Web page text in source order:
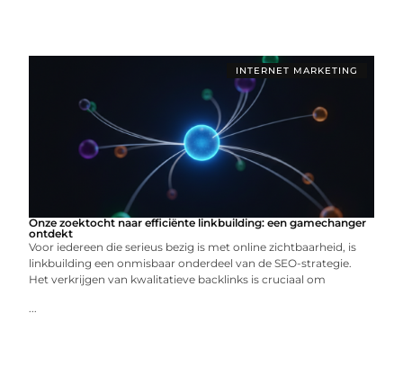
INTERNET MARKETING
Onze zoektocht naar efficiënte linkbuilding: een gamechanger
ontdekt
Voor iedereen die serieus bezig is met online zichtbaarheid, is
linkbuilding een onmisbaar onderdeel van de SEO-strategie.
Het verkrijgen van kwalitatieve backlinks is cruciaal om
...